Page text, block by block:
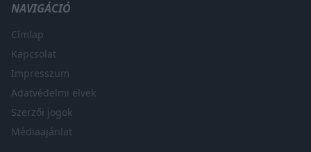
NAVIGÁCIÓ
Címlap
Kapcsolat
Impresszum
Adatvédelmi elvek
Szerzői jogok
Médiaajánlat